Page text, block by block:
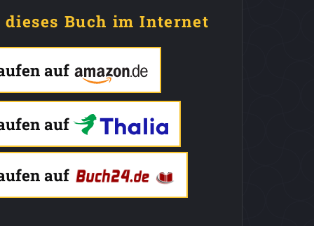
dieses Buch im Internet
auf
auf
auf